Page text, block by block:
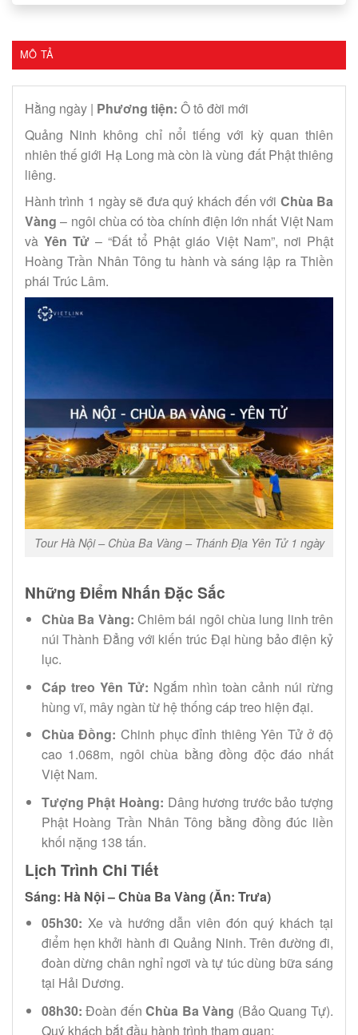
MÔ TẢ
Hằng ngày | Phương tiện: Ô tô đời mới
Quảng Ninh không chỉ nổi tiếng với kỳ quan thiên
nhiên thế giới Hạ Long mà còn là vùng đất Phật thiêng
liêng.
Hành trình 1 ngày sẽ đưa quý khách đến với Chùa Ba
Vàng – ngôi chùa có tòa chính điện lớn nhất Việt Nam
và Yên Tử – “Đất tổ Phật giáo Việt Nam”, nơi Phật
Hoàng Trần Nhân Tông tu hành và sáng lập ra Thiền
phái Trúc Lâm.
Tour Hà Nội – Chùa Ba Vàng – Thánh Địa Yên Tử 1 ngày
Những Điểm Nhấn Đặc Sắc
Chùa Ba Vàng: Chiêm bái ngôi chùa lung linh trên
núi Thành Đẳng với kiến trúc Đại hùng bảo điện kỷ
lục.
Cáp treo Yên Tử: Ngắm nhìn toàn cảnh núi rừng
hùng vĩ, mây ngàn từ hệ thống cáp treo hiện đại.
Chùa Đồng: Chinh phục đỉnh thiêng Yên Tử ở độ
cao 1.068m, ngôi chùa bằng đồng độc đáo nhất
Việt Nam.
Tượng Phật Hoàng: Dâng hương trước bảo tượng
Phật Hoàng Trần Nhân Tông bằng đồng đúc liền
khối nặng 138 tấn.
Lịch Trình Chi Tiết
Sáng: Hà Nội – Chùa Ba Vàng (Ăn: Trưa)
05h30: Xe và hướng dẫn viên đón quý khách tại
điểm hẹn khởi hành đi Quảng Ninh. Trên đường đi,
đoàn dừng chân nghỉ ngơi và tự túc dùng bữa sáng
tại Hải Dương.
08h30: Đoàn đếnChùa Ba Vàng (Bảo Quang Tự).
Quý khách bắt đầu hành trình tham quan: